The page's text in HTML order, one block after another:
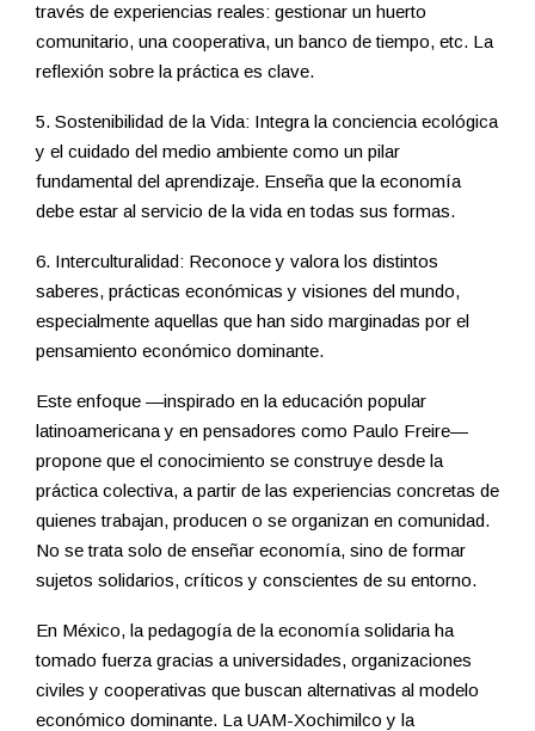
través de experiencias reales: gestionar un huerto
comunitario, una cooperativa, un banco de tiempo, etc. La
reflexión sobre la práctica es clave.
5. Sostenibilidad de la Vida: Integra la conciencia ecológica
y el cuidado del medio ambiente como un pilar
fundamental del aprendizaje. Enseña que la economía
debe estar al servicio de la vida en todas sus formas.
6. Interculturalidad: Reconoce y valora los distintos
saberes, prácticas económicas y visiones del mundo,
especialmente aquellas que han sido marginadas por el
pensamiento económico dominante.
Este enfoque —inspirado en la educación popular
latinoamericana y en pensadores como Paulo Freire—
propone que el conocimiento se construye desde la
práctica colectiva, a partir de las experiencias concretas de
quienes trabajan, producen o se organizan en comunidad.
No se trata solo de enseñar economía, sino de formar
sujetos solidarios, críticos y conscientes de su entorno.
En México, la pedagogía de la economía solidaria ha
tomado fuerza gracias a universidades, organizaciones
civiles y cooperativas que buscan alternativas al modelo
económico dominante. La UAM-Xochimilco y la